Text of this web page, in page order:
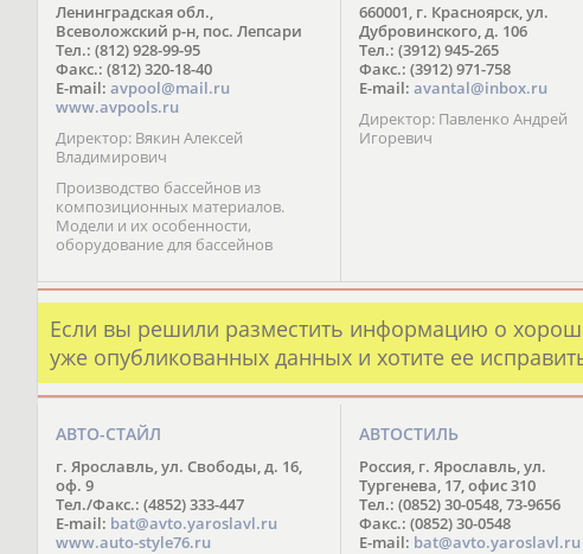
стала простая и емкая фраза:
«Почувствуйте разницу!».
точно знаем, что нет предела
совершенству и постоянно
пребываем в поиске лучших
материалов и более
решений.
Ленинградская обл.,
Всеволожский р-н, пос. Лепсари
Тел.: (812) 928-99-95
Факс.: (812) 320-18-40
E-mail: avpool@mail.ru
www.avpools.ru
Директор: Вякин Алексей
Владимирович
Производство бассейнов из
композиционных материалов.
Модели и их особенности,
оборудование для бассейнов
660001, г. Красноярск, ул.
Дубровинского, д. 106
Тел.: (3912) 945-265
Факс.: (3912) 971-758
E-mail: avantal@inbox.ru
Директор: Павленко Андрей
Игоревич
Если вы решили разместить информацию о
уже опубликованных данных и хотите ее
АВТО-СТАЙЛ
г. Ярославль, ул. Свободы, д. 16,
оф. 9
Тел./Факс.: (4852) 333-447
E-mail: bat@avto.yaroslavl.ru
www.auto-style76.ru
АВТОСТИЛЬ
Россия, г. Ярославль, ул.
Тургенева, 17, офис 310
Тел.: (0852) 30-0548, 73-9656
Факс.: (0852) 30-0548
E-mail: bat@avto.yaroslavl.ru